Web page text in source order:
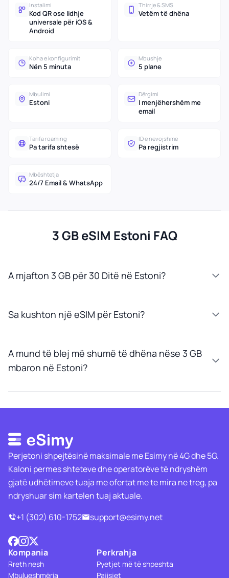
Instalimi
Kod QR ose lidhje
universale për iOS &
Android
Thirrje & SMS
Vetëm të dhëna
Koha e konfigurimit
Nën 5 minuta
Mbushje
5 plane
Mbulimi
Estoni
Dërgimi
I menjëhershëm me
email
Tarifa roaming
Pa tarifa shtesë
ID e nevojshme
Pa regjistrim
Mbështetja
24/7 Email & WhatsApp
3 GB eSIM Estoni FAQ
A mjafton 3 GB për 30 Ditë në Estoni?
Sa kushton një eSIM për Estoni?
A mund të blej më shumë të dhëna nëse 3 GB
mbaron në Estoni?
Perjetoni shpejtësinë maksimale me Esimy në 4G dhe 5G.
Kaloni permes shteteve dhe operatorëve të ndryshëm
gjatë udhëtimeve tuaja me ofertat me te mira ne treg, pa
ndryshuar sim kartelen tuaj aktuale.
+1 (302) 610-1752
support@esimy.net
Kompania
Rreth nesh
Mbulueshmëria
Perkrahja
Pyetjet më të shpeshta
Pajisjet